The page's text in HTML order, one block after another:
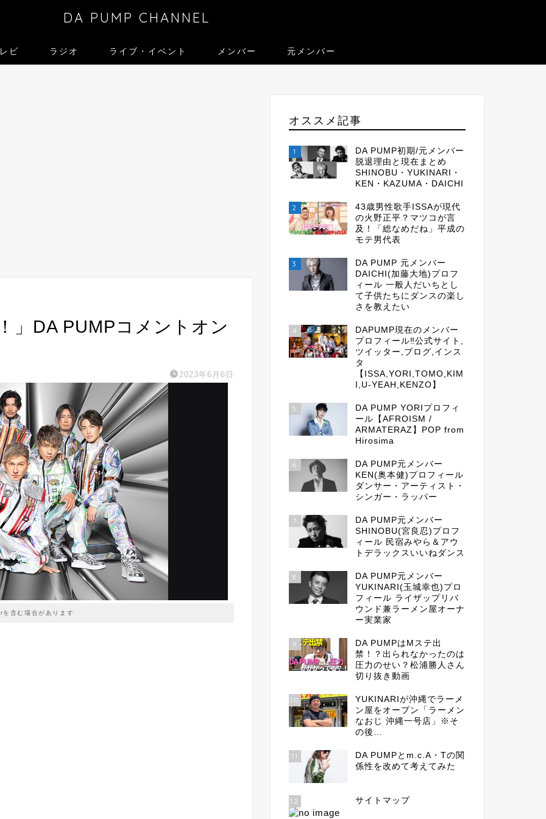
DA PUMP CHANNEL
ビ ラジオ ライブ・イベント メンバー 元メンバー
」DA PUMPコメントオン
2023年6月6日
を含む場合があります
オススメ記事
1
DA PUMP初期/元メンバー
脱退理由と現在まとめ
SHINOBU・YUKINARI・
KEN・KAZUMA・DAICHI
2
43歳男性歌手ISSAが現代
の火野正平？マツコが言
及！「総なめだね」平成の
モテ男代表
3
DA PUMP 元メンバー
DAICHI(加藤大地)プロフ
ィール 一般人だいちとし
て子供たちにダンスの楽し
さを教えたい
4
DAPUMP現在のメンバー
プロフィール‼公式サイト,
ツイッター,ブログ,インス
タ
【ISSA,YORI,TOMO,KIM
I,U-YEAH,KENZO】
5
DA PUMP YORIプロフィ
ール【AFROISM /
ARMATERAZ】POP from
Hirosima
6
DA PUMP元メンバー
KEN(奥本健)プロフィール
ダンサー・アーティスト・
シンガー・ラッパー
7
DA PUMP元メンバー
SHINOBU(宮良忍)プロフ
ィール 民宿みやら＆アウ
トデラックスいいねダンス
8
DA PUMP元メンバー
YUKINARI(玉城幸也)プロ
フィール ライザップリバ
ウンド兼ラーメン屋オーナ
ー実業家
9
DA PUMPはMステ出
禁！？出られなかったのは
圧力のせい？松浦勝人さん
切り抜き動画
10
YUKINARIが沖縄でラーメ
ン屋をオープン「ラーメン
なおじ 沖縄一号店」※そ
の後…
11
DA PUMPとm.c.A・Tの関
係性を改めて考えてみた
12 サイトマップ